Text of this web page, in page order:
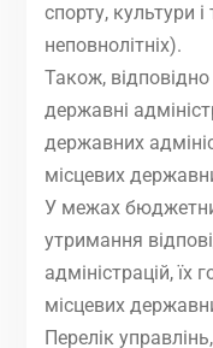
спорту, культури
неповнолітніх).
Також,
державні
державних
місцевих
У межах
утримання
адміністрацій, їх
місцевих
Перелік